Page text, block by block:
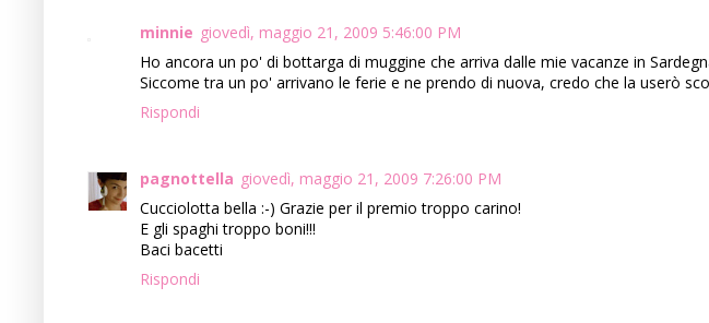
minnie giovedì, maggio 21, 2009 5:46:00 PM
Ho ancora un po' di bottarga di muggine che arriva dalle mie vacanze in
Siccome tra un po' arrivano le ferie e ne prendo di nuova, credo che la userò
Rispondi
pagnottella giovedì, maggio 21, 2009 7:26:00 PM
Cucciolotta bella :-) Grazie per il premio troppo carino!
E gli spaghi troppo boni!!!
Baci bacetti
Rispondi